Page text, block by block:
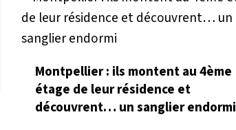
Montpellier : ils montent au 4ème
étage de leur résidence et
découvrent… un sanglier endormi